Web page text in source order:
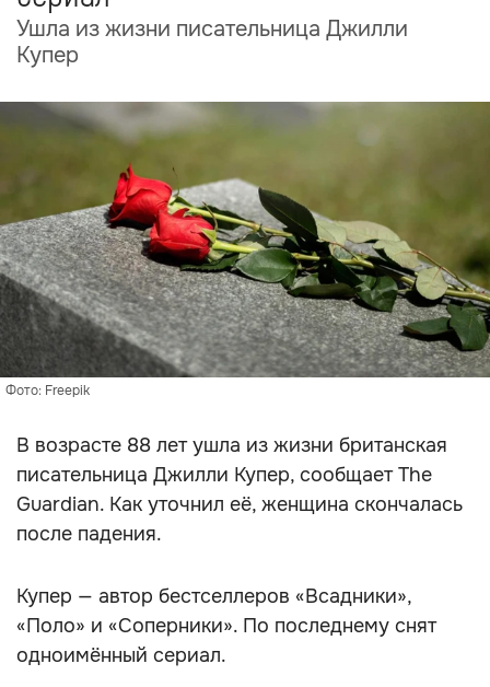
Ушла из жизни писательница Джилли
Купер
Фото: Freepik
В возрасте 88 лет ушла из жизни британская
писательница Джилли Купер, сообщает The
Guardian. Как уточнил её, женщина скончалась
после падения.
Купер — автор бестселлеров «Всадники»,
«Поло» и «Соперники». По последнему снят
одноимённый сериал.